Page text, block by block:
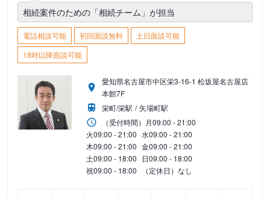
相続案件のための「相続チーム」が担当
電話相談可能 初回面談無料
土日面談可能
18時以降面談可能
愛知県名古屋市中区栄3-16-1 松坂屋名古屋店
本館7F
栄町/栄駅
矢場町駅
（受付時間） 月09:00 - 21:00
火09:00 - 21:00 水09:00 - 21:00
木09:00 - 21:00 金09:00 - 21:00
土09:00 - 18:00 日09:00 - 18:00
祝09:00 - 18:00 （定休日）なし